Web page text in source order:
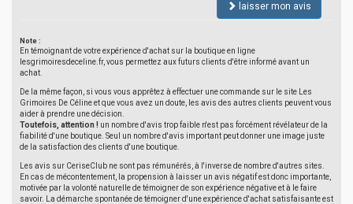
laisser mon avis
Note :
En témoignant de votre expérience d'achat sur la boutique en ligne
lesgrimoiresdeceline.fr, vous permettez aux futurs clients d'être informé avant un
achat.
De la même façon, si vous vous apprêtez à effectuer une commande sur le site Les
Grimoires De Céline et que vous avez un doute, les avis des autres clients peuvent vous
aider à prendre une décision.
Toutefois, attention ! un nombre d'avis trop faible n'est pas forcément révélateur de la
fiabilité d'une boutique. Seul un nombre d'avis important peut donner une image juste
de la satisfaction des clients d'une boutique.
Les avis sur CeriseClub ne sont pas rémunérés, à l'inverse de nombre d'autres sites.
En cas de mécontentement, la propension à laisser un avis négatif est donc importante,
motivée par la volonté naturelle de témoigner de son expérience négative et à le faire
savoir. La démarche spontanée de témoigner d'une expérience d'achat satisfaisante est